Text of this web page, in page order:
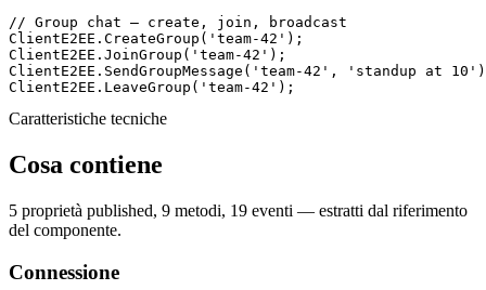
// Group chat — create, join, broadcast
ClientE2EE.CreateGroup( 'team-42' );
ClientE2EE.JoinGroup( 'team-42' );
ClientE2EE.SendGroupMessage( 'team-42' , 'standup at 10'
ClientE2EE.LeaveGroup( 'team-42' );
Caratteristiche tecniche
Cosa contiene
5 proprietà published, 9 metodi, 19 eventi — estratti dal riferimento
del componente.
Connessione